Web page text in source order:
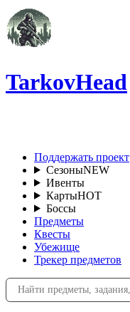
TarkovHead
Поддержать проект
СезоныNEW
Ивенты
КартыHOT
Боссы
Предметы
Квесты
Убежище
Трекер предметов